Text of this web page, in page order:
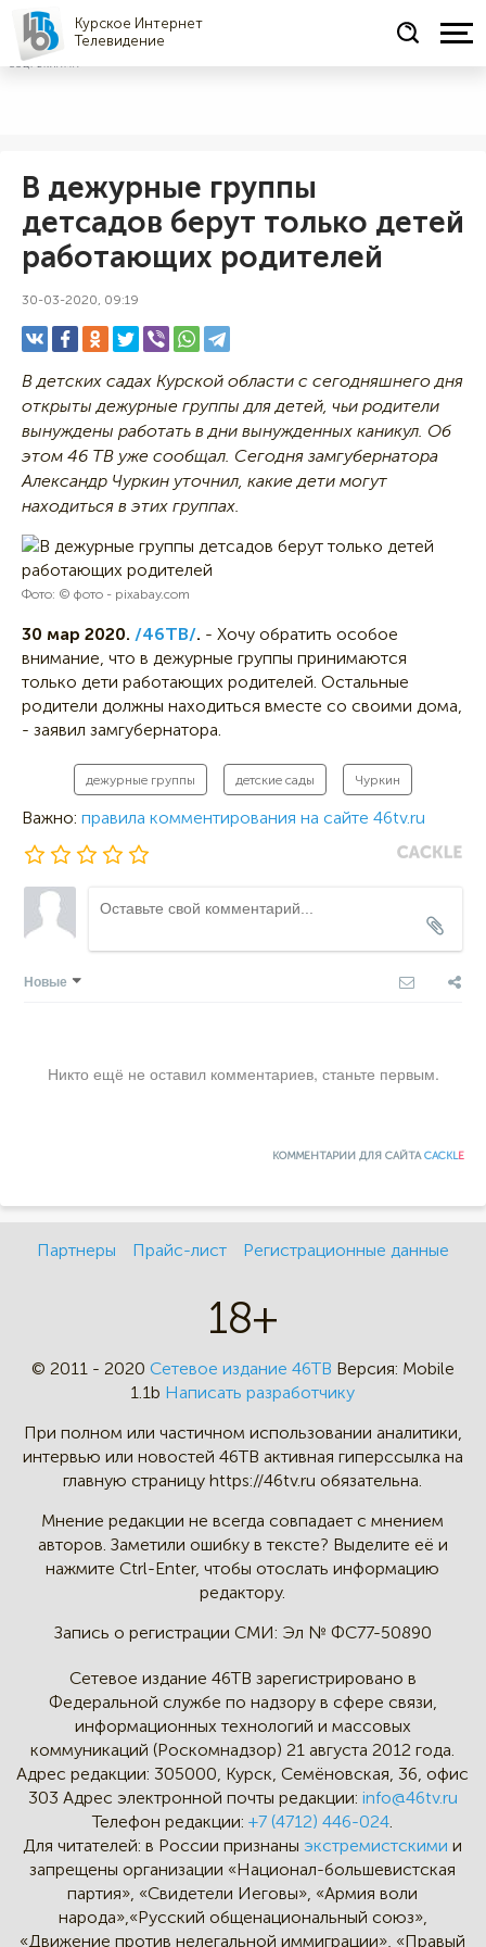
Курское Интернет
Телевидение
СОЦРЕКЛАМА
В дежурные группы
детсадов берут только детей
работающих родителей
30-03-2020, 09:19
В детских садах Курской области с сегодняшнего дня
открыты дежурные группы для детей, чьи родители
вынуждены работать в дни вынужденных каникул. Об
этом 46 ТВ уже сообщал. Сегодня замгубернатора
Александр Чуркин уточнил, какие дети могут
находиться в этих группах.
Фото: © фото - pixabay.com
30 мар 2020. /46ТВ/. - Хочу обратить особое
внимание, что в дежурные группы принимаются
только дети работающих родителей. Остальные
родители должны находиться вместе со своими дома,
- заявил замгубернатора.
дежурные группы детские сады Чуркин
Важно: правила комментирования на сайте 46tv.ru
Новые
Никто ещё не оставил комментариев, станьте первым.
КОММЕНТАРИИ ДЛЯ САЙТАCACKLE
Партнеры Прайс-лист Регистрационные данные
18+
© 2011 - 2020 Сетевое издание 46ТВ Версия: Mobile
1.1b Написать разработчику
При полном или частичном использовании аналитики,
интервью или новостей 46TB активная гиперссылка на
главную страницу https://46tv.ru обязательна.
Мнение редакции не всегда совпадает с мнением
авторов. Заметили ошибку в тексте? Выделите её и
нажмите Ctrl-Enter, чтобы отослать информацию
редактору.
Запись о регистрации СМИ: Эл № ФС77-50890
Сетевое издание 46ТВ зарегистрировано в
Федеральной службе по надзору в сфере связи,
информационных технологий и массовых
коммуникаций (Роскомнадзор) 21 августа 2012 года.
Адрес редакции: 305000, Курск, Семёновская, 36, офис
303 Адрес электронной почты редакции: info@46tv.ru
Телефон редакции: +7 (4712) 446-024
Для читателей: в России признаныэкстремистскими и
запрещены организации «Национал-большевистская
партия», «Свидетели Иеговы», «Армия воли
народа»,«Русский общенациональный союз»,
«Движение против нелегальной иммиграции», «Правый